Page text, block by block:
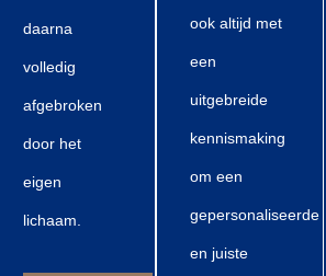
daarna
volledig
afgebroken
door het
eigen
lichaam.
ook altijd met
een
uitgebreide
kennismaking
om een
gepersonaliseerde
en juiste